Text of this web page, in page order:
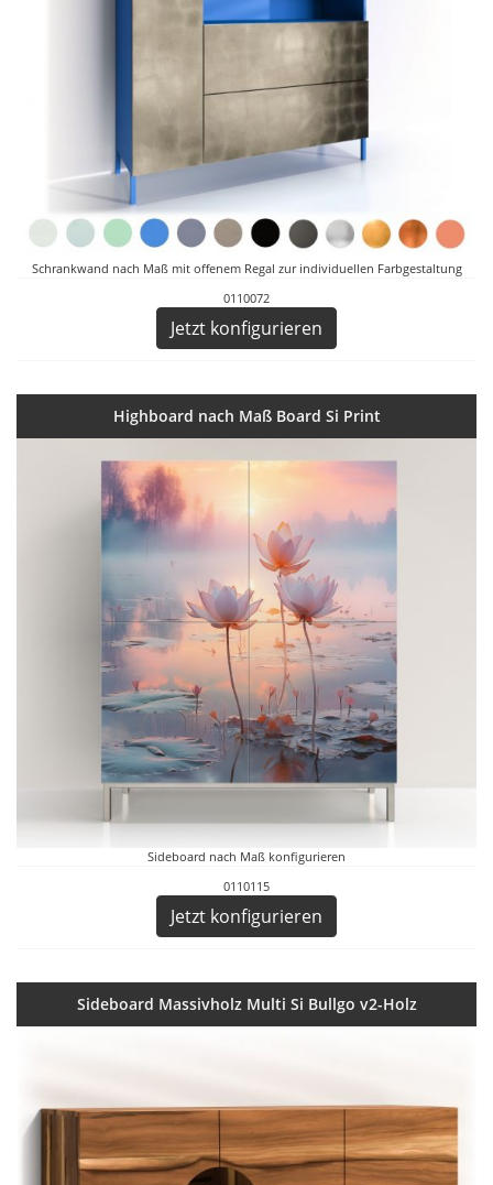
Schrankwand nach Maß mit offenem Regal zur individuellen Farbgestaltung
0110072
Jetzt konfigurieren
Highboard nach Maß Board Si Print
Sideboard nach Maß konfigurieren
0110115
Jetzt konfigurieren
Sideboard Massivholz Multi Si Bullgo v2-Holz